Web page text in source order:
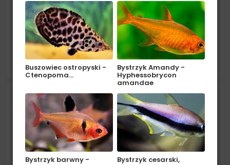
Pochodzenie: Ameryka Środkowa (Meksyk,
Gwatemala, Honduras). Środowisko: W naturze
zamieszkuje mniejsze rzeki i strumienie. Akwarium
powinno być bogate w roślinność (wzdłuż ścian
tylnych i bocznych) i dużą przestrzeń do
czytaj więcej
Pielęgniczka Viejita czerwona -
Apistogramma Viejita RED MUSK
Buszowiec ostropyski -
Ctenopoma…
Bystrzyk Amandy -
Hyphessobrycon
amandae
Bystrzyk barwny - Bystrzyk cesarski,